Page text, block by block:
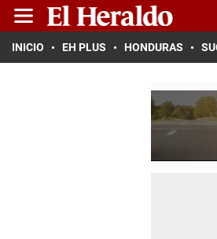
INICIO EH PLUS HONDURAS